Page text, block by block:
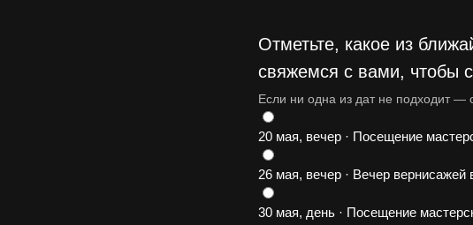
Отметьте, какое из
свяжемся с вами, чтобы
Если ни одна из дат не подходит
20 мая, вечер · Посещение
26 мая, вечер · Вечер
30 мая, день · Посещение